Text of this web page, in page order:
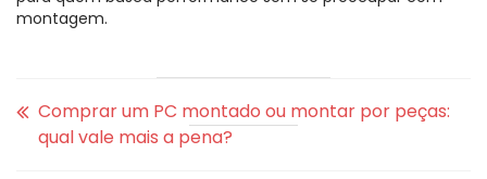
montagem.
Comprar um PC montado ou montar por peças:
qual vale mais a pena?